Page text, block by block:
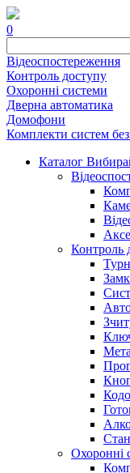
0
Відеоспостереження
Контроль доступу
Охоронні системи
Дверна автоматика
Домофони
Комплекти систем
Каталог
Контроль
Охоронні